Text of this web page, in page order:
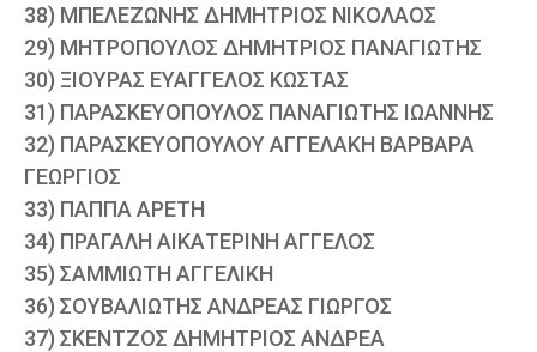
38) ΜΠΕΛΕΖΩΝΗΣ ΔΗΜΗΤΡΙΟΣ ΝΙΚΟΛΑΟΣ
29) ΜΗΤΡΟΠΟΥΛΟΣ ΔΗΜΗΤΡΙΟΣ ΠΑΝΑΓΙΩΤΗΣ
30) ΞΙΟΥΡΑΣ ΕΥΑΓΓΕΛΟΣ ΚΩΣΤΑΣ
31) ΠΑΡΑΣΚΕΥΟΠΟΥΛΟΣ ΠΑΝΑΓΙΩΤΗΣ ΙΩΑΝΝΗΣ
32) ΠΑΡΑΣΚΕΥΟΠΟΥΛΟΥ ΑΓΓΕΛΑΚΗ ΒΑΡΒΑΡΑ
ΓΕΩΡΓΙΟΣ
33) ΠΑΠΠΑ ΑΡΕΤΗ
34) ΠΡΑΓΑΛΗ ΑΙΚΑΤΕΡΙΝΗ ΑΓΓΕΛΟΣ
35) ΣΑΜΜΙΩΤΗ ΑΓΓΕΛΙΚΗ
36) ΣΟΥΒΑΛΙΩΤΗΣ ΑΝΔΡΕΑΣ ΓΙΩΡΓΟΣ
37) ΣΚΕΝΤΖΟΣ ΔΗΜΗΤΡΙΟΣ ΑΝΔΡΕΑ